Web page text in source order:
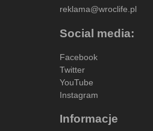
reklama@wroclife.pl
Social media:
Facebook
Twitter
YouTube
Instagram
Informacje